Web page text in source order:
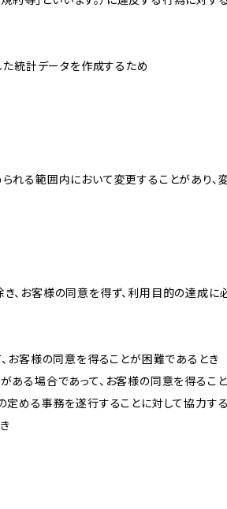
た統計データを作成するため
れる範囲内において変更することがあり
、お客様の同意を得ず、利用目的の達成
お客様の同意を得ることが困難であるとき
ある場合であって、お客様の同意を得るこ
める事務を遂行することに対して協力す